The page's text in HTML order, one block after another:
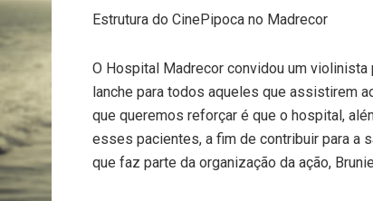
Estrutura do CinePipoca no Madrecor
O Hospital Madrecor convidou um
lanche para todos aqueles que assistirem
que queremos reforçar é que o hospital,
esses pacientes, a fim de contribuir para a
que faz parte da organização da ação,